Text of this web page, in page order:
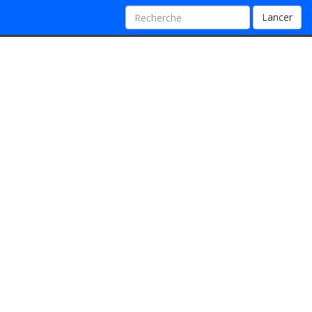
Lancer